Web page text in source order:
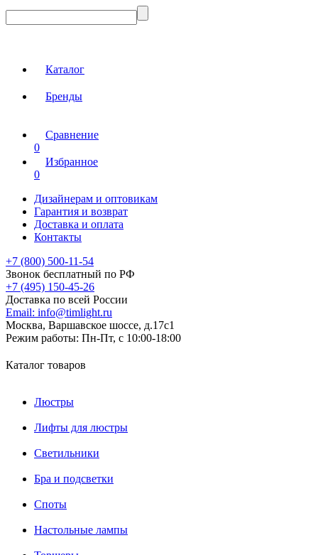
Каталог
Бренды
Сравнение
0
Избранное
0
Дизайнерам и оптовикам
Гарантия и возврат
Доставка и оплата
Контакты
+7 (800) 500-11-54
Звонок бесплатный по РФ
+7 (495) 150-45-26
Доставка по всей России
Email: info@timlight.ru
Москва, Варшавское шоссе, д.17c1
Режим работы: Пн-Пт, с 10:00-18:00
Каталог товаров
Люстры
Лифты для люстры
Светильники
Бра и подсветки
Споты
Настольные лампы